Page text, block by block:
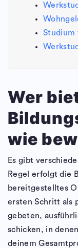
Studium
Wer
wie
Es gibt
Regel erfolgt die
bereitgestelltes
ersten Schritt als
gebeten,
schicken, in
deinem